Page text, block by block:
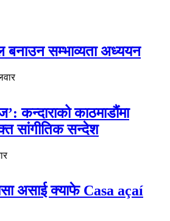
बनाउन सम्भाव्यता अध्ययन
कन्दाराको काठमाडौंमा
सांगीतिक सन्देश
असाई क्याफे Casa açaí